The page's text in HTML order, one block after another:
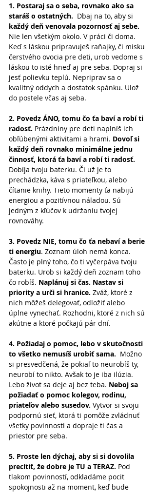
1. Postaraj sa o seba, rovnako ako sa
staráš o ostatných. Dbaj na to, aby si
každý deň venovala pozornosť aj sebe.
Nie len všetkým okolo. V práci či doma.
Keď s láskou pripravuješ raňajky, či misku
čerstvého ovocia pre deti, urob vedome s
láskou to isté hneď aj pre seba. Dopraj si
jesť polievku teplú. Nepriprav sa o
kvalitný oddych a dostatok spánku. Ulož
do postele včas aj seba.
2. Povedz ÁNO, tomu čo ťa baví a robí ti
radosť. Prázdniny pre deti naplníš ich
obľúbenými aktivitami a hrami. Dovoľ si
každý deň rovnako minimálne jednu
činnosť, ktorá ťa baví a robí ti radosť.
Dobíja tvoju baterku. Či už je to
prechádzka, káva s priateľkou, alebo
čítanie knihy. Tieto momenty ťa nabijú
energiou a pozitívnou náladou. Sú
jedným z kľúčov k udržaniu tvojej
rovnováhy.
3. Povedz NIE, tomu čo ťa nebaví a berie
ti energiu. Zoznam úloh nemá konca.
Často je plný toho, čo ti vyčerpáva tvoju
baterku. Urob si každý deň zoznam toho
čo robíš. Naplánuj si čas. Nastav si
priority a urči si hranice. Zváž, ktoré z
nich môžeš delegovať, odložiť alebo
úplne vynechať. Rozhodni, ktoré z nich sú
akútne a ktoré počkajú pár dní.
4. Požiadaj o pomoc, lebo v skutočnosti
to všetko nemusíš urobiť sama. Možno
si presvedčená, že pokiaľ to neurobíš ty,
neurobí to nikto. Avšak to je iba ilúzia.
Lebo život sa deje aj bez teba. Neboj sa
požiadať o pomoc kolegov, rodinu,
priateľov alebo susedov. Vytvor si svoju
podpornú sieť, ktorá ti pomôže zvládnuť
všetky povinnosti a dopraje ti čas a
priestor pre seba.
5. Proste len dýchaj, aby si si dovolila
precítiť, že dobre je TU a TERAZ. Pod
tlakom povinností, odkladáme pocit
spokojnosti až na moment, keď bude